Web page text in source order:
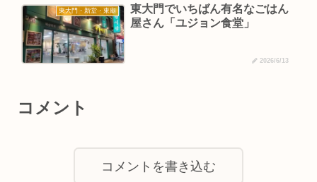
東大門・新堂・東廟
東大門でいちばん有名なごはん
屋さん「ユジョン食堂」
2026/6/13
コメント
コメントを書き込む